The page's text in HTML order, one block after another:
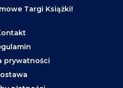
Targi Książki!
prywatności